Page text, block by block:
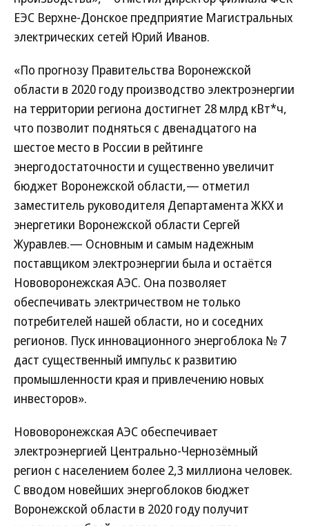
ЕЭС Верхне-Донское предприятие Магистральных
электрических сетей Юрий Иванов.
«По прогнозу Правительства Воронежской
области в 2020 году производство электроэнергии
на территории региона достигнет 28 млрд кВт*ч,
что позволит подняться с двенадцатого на
шестое место в России в рейтинге
энергодостаточности и существенно увеличит
бюджет Воронежской области,— отметил
заместитель руководителя Департамента ЖКХ и
энергетики Воронежской области Сергей
Журавлев.— Основным и самым надежным
поставщиком электроэнергии была и остаётся
Нововоронежская АЭС. Она позволяет
обеспечивать электричеством не только
потребителей нашей области, но и соседних
регионов. Пуск инновационного энергоблока № 7
даст существенный импульс к развитию
промышленности края и привлечению новых
инвесторов».
Нововоронежская АЭС обеспечивает
электроэнергией Центрально-Чернозёмный
регион с населением более 2,3 миллиона человек.
С вводом новейших энергоблоков бюджет
Воронежской области в 2020 году получит